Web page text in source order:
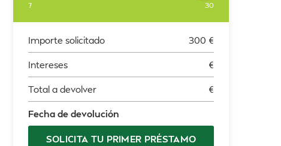
7 30
Importe solicitado 300 €
Intereses €
Total a devolver €
Fecha de devolución
SOLICITA TU PRIMER PRÉSTAMO